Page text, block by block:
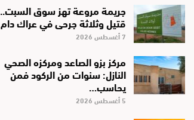
جريمة مروعة تهز سوق السبت..
قتيل وثلاثة جرحى في عراك دام
7 أغسطس 2026
مركز بزو الصاعد ومركزه الصحي
النازل: سنوات من الركود فمن
يحاسب…
5 أغسطس 2026